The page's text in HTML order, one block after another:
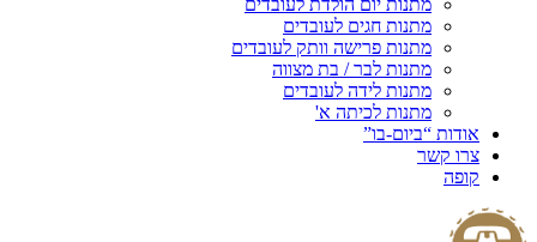
מתנות יום הולדת לעובדים
מתנות חגים לעובדים
מתנות פרישה וותק לעובדים
מתנות לבר / בת מצווה
מתנות לידה לעובדים
מתנות לכיתה א'
אודות “ביום-בו”
צרו קשר
קופה